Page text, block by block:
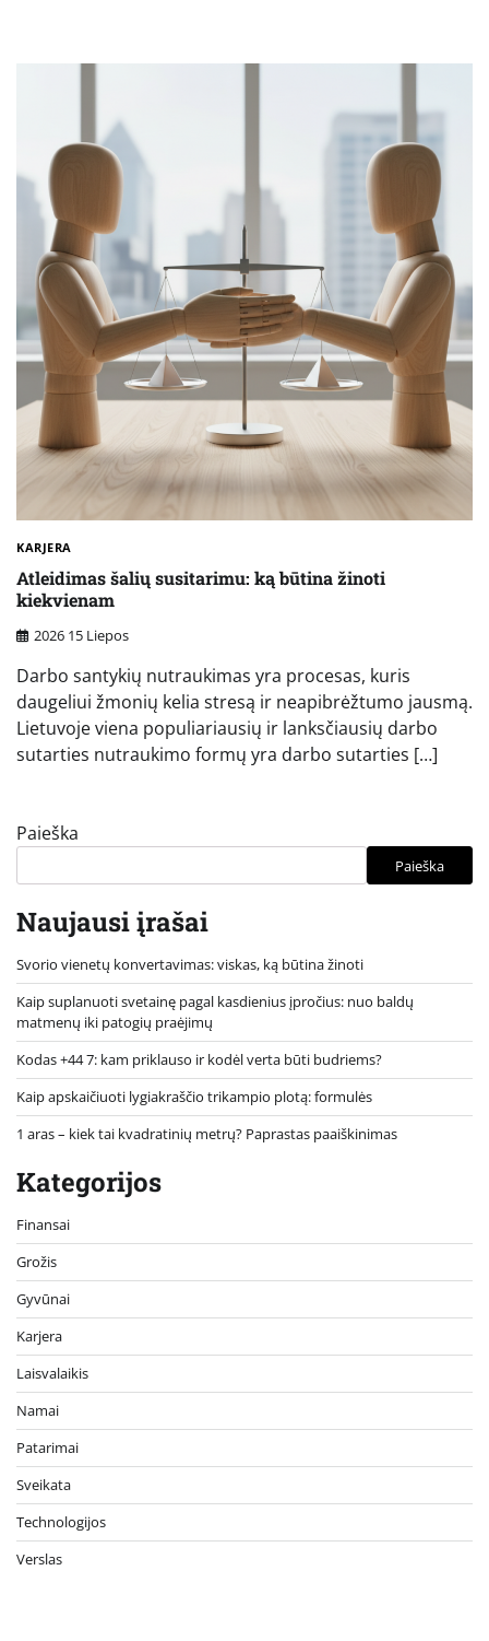
KARJERA
Atleidimas šalių susitarimu: ką būtina žinoti
kiekvienam
2026 15 Liepos
Darbo santykių nutraukimas yra procesas, kuris
daugeliui žmonių kelia stresą ir neapibrėžtumo jausmą.
Lietuvoje viena populiariausių ir lanksčiausių darbo
sutarties nutraukimo formų yra darbo sutarties […]
Paieška
Paieška
Naujausi įrašai
Svorio vienetų konvertavimas: viskas, ką būtina žinoti
Kaip suplanuoti svetainę pagal kasdienius įpročius: nuo baldų
matmenų iki patogių praėjimų
Kodas +44 7: kam priklauso ir kodėl verta būti budriems?
Kaip apskaičiuoti lygiakraščio trikampio plotą: formulės
1 aras – kiek tai kvadratinių metrų? Paprastas paaiškinimas
Kategorijos
Finansai
Grožis
Gyvūnai
Karjera
Laisvalaikis
Namai
Patarimai
Sveikata
Technologijos
Verslas